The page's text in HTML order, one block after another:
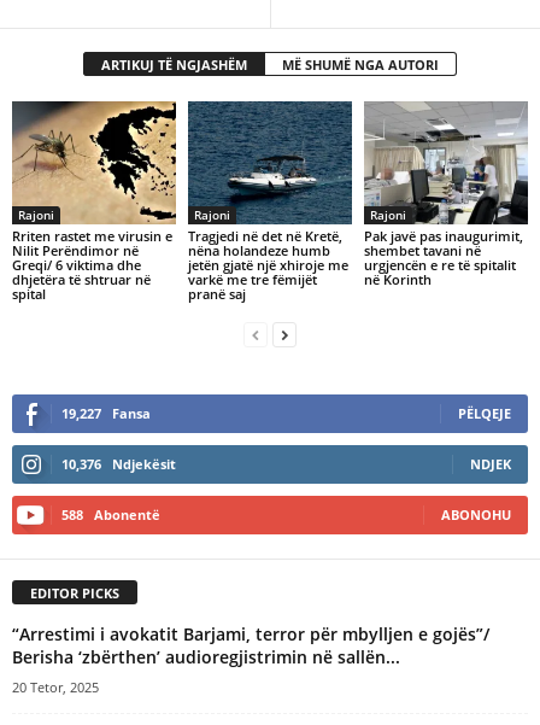
ARTIKUJ TË NGJASHËM MË SHUMË NGA AUTORI
Rajoni
Rriten rastet me virusin e
Nilit Perëndimor në
Greqi/ 6 viktima dhe
dhjetëra të shtruar në
spital
Rajoni
Tragjedi në det në Kretë,
nëna holandeze humb
jetën gjatë një xhiroje me
varkë me tre fëmijët
pranë saj
Rajoni
Pak javë pas inaugurimit,
shembet tavani në
urgjencën e re të spitalit
në Korinth
19,227 Fansa PËLQEJE
10,376 Ndjekësit NDJEK
588 Abonentë ABONOHU
EDITOR PICKS
“Arrestimi i avokatit Barjami, terror për mbylljen e gojës”/
Berisha ‘zbërthen’ audioregjistrimin në sallën...
20 Tetor, 2025